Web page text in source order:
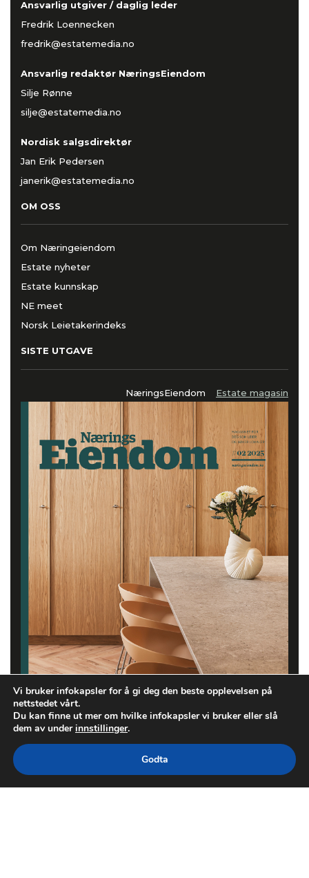
Ansvarlig utgiver / daglig leder
Fredrik Loennecken
fredrik@estatemedia.no
Ansvarlig redaktør NæringsEiendom
Silje Rønne
silje@estatemedia.no
Nordisk salgsdirektør
Jan Erik Pedersen
janerik@estatemedia.no
OM OSS
Om Næringeiendom
Estate nyheter
Estate kunnskap
NE meet
Norsk Leietakerindeks
SISTE UTGAVE
NæringsEiendom Estate magasin
Vi bruker infokapsler for å gi deg den beste opplevelsen på
nettstedet vårt.
Du kan finne ut mer om hvilke infokapsler vi bruker eller slå
dem av underinnstillinger.
Godta